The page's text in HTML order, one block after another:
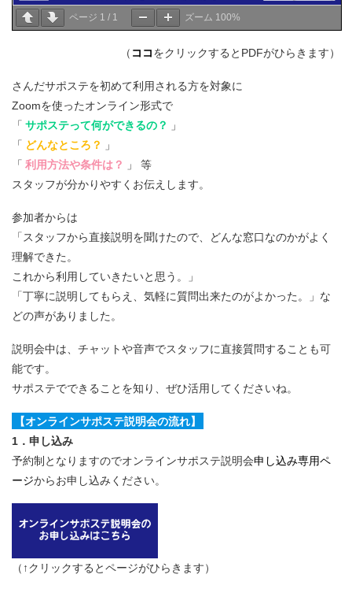
ページ 1 / 1 ズーム 100%
（ ココをクリックするとPDFがひらきます）
さんだサポステを初めて利用される方を対象に
Zoomを使ったオンライン形式で
「 サポステって何ができるの？
」
「 どんなところ？
」
「 利用方法や条件は？
」 等
スタッフが分かりやすくお伝えします。
参加者からは
「スタッフから直接説明を聞けたので、どんな窓口なのかがよく
理解できた。
これから利用していきたいと思う。」
「丁寧に説明してもらえ、気軽に質問出来たのがよかった。」な
どの声がありました。
説明会中は、チャットや音声でスタッフに直接質問することも可
能です。
サポステでできることを知り、ぜひ活用してくださいね。
【オンラインサポステ説明会の流れ】
1．申し込み
予約制となりますのでオンラインサポステ説明会申し込み専用ペ
ージからお申し込みください。
（↑クリックするとページがひらきます）